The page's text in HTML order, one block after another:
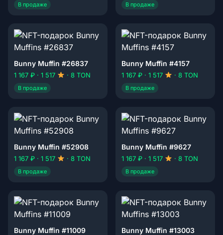
В продаже В продаже
Bunny Muffin #26837
1 167 ₽ · 1 517 · 8 TON
В продаже
Bunny Muffin #4157
1 167 ₽ · 1 517 · 8 TON
В продаже
Bunny Muffin #52908
1 167 ₽ · 1 517 · 8 TON
В продаже
Bunny Muffin #9627
1 167 ₽ · 1 517 · 8 TON
В продаже
Bunny Muffin #11009 Bunny Muffin #13003